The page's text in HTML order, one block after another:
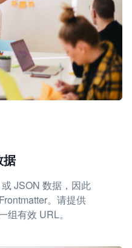
据
JSON 数据，因此
。请提供
有效 URL。